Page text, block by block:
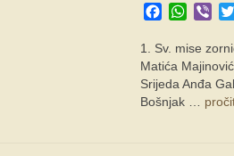
Facebook
1. Sv. mise
Matića
Srijeda Anđa
Bošnjak …